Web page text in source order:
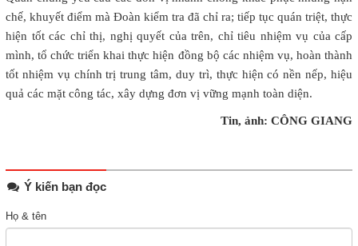
chế, khuyết điểm mà Đoàn kiểm tra đã chỉ ra; tiếp tục quán triệt, thực
hiện tốt các chỉ thị, nghị quyết của trên, chỉ tiêu nhiệm vụ của cấp
mình, tổ chức triển khai thực hiện đồng bộ các nhiệm vụ, hoàn thành
tốt nhiệm vụ chính trị trung tâm, duy trì, thực hiện có nền nếp, hiệu
quả các mặt công tác, xây dựng đơn vị vững mạnh toàn diện.
Tin, ảnh: CÔNG GIANG
Ý kiến bạn đọc
Họ & tên